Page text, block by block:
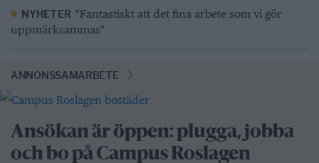
NYHETER "Fantastiskt att det fina arbete som vi gör
uppmärksammas"
ANNONSSAMARBETE
Ansökan är öppen: plugga, jobba
och bo på Campus Roslagen